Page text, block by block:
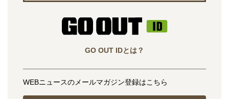
GO OUT IDとは？
WEBニュースのメールマガジン登録はこちら